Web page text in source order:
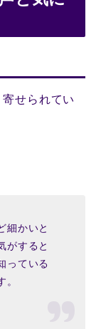
せられてい
細かいと
がすると
っている
。